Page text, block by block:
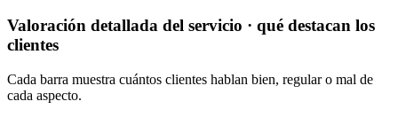
Valoración detallada del servicio · qué destacan los
clientes
Cada barra muestra cuántos clientes hablan bien, regular o mal de
cada aspecto.